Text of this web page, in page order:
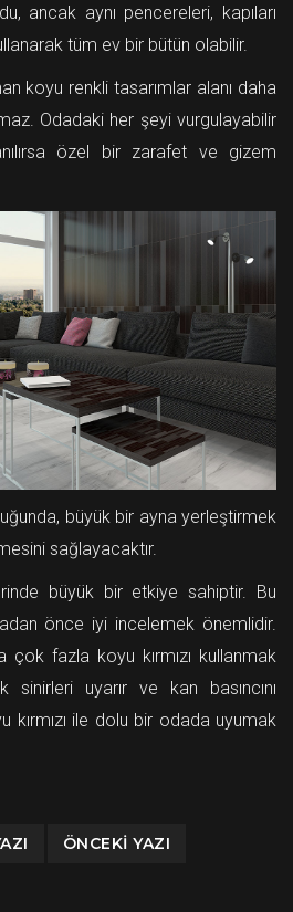
ancak aynı pencereleri, kapıları
tüm ev bir bütün olabilir.
koyu renkli tasarımlar alanı daha
Odadaki her şeyi vurgulayabilir
özel bir zarafet ve gizem
büyük bir ayna yerleştirmek
sağlayacaktır.
büyük bir etkiye sahiptir. Bu
önce iyi incelemek önemlidir.
çok fazla koyu kırmızı kullanmak
uyarır ve kan basıncını
kırmızı ile dolu bir odada uyumak
ÖNCEKI YAZI